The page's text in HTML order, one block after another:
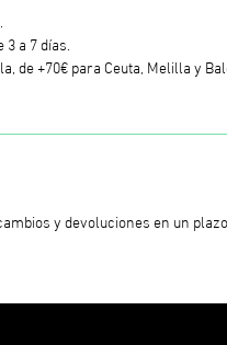
a 7 días.
de +70€ para Ceuta, Melilla y
y devoluciones en un